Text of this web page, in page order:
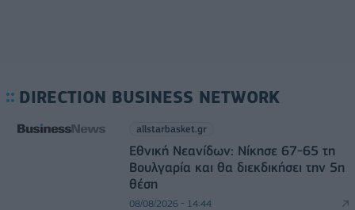
DIRECTION BUSINESS NETWORK
allstarbasket.gr
Εθνική Νεανίδων: Νίκησε 67-65 τη
Βουλγαρία και θα διεκδικήσει την 5η
θέση
08/08/2026 - 14:44